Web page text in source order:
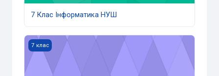
7 Клас Інформатика НУШ
Історія України (7 кл.)
7 клас